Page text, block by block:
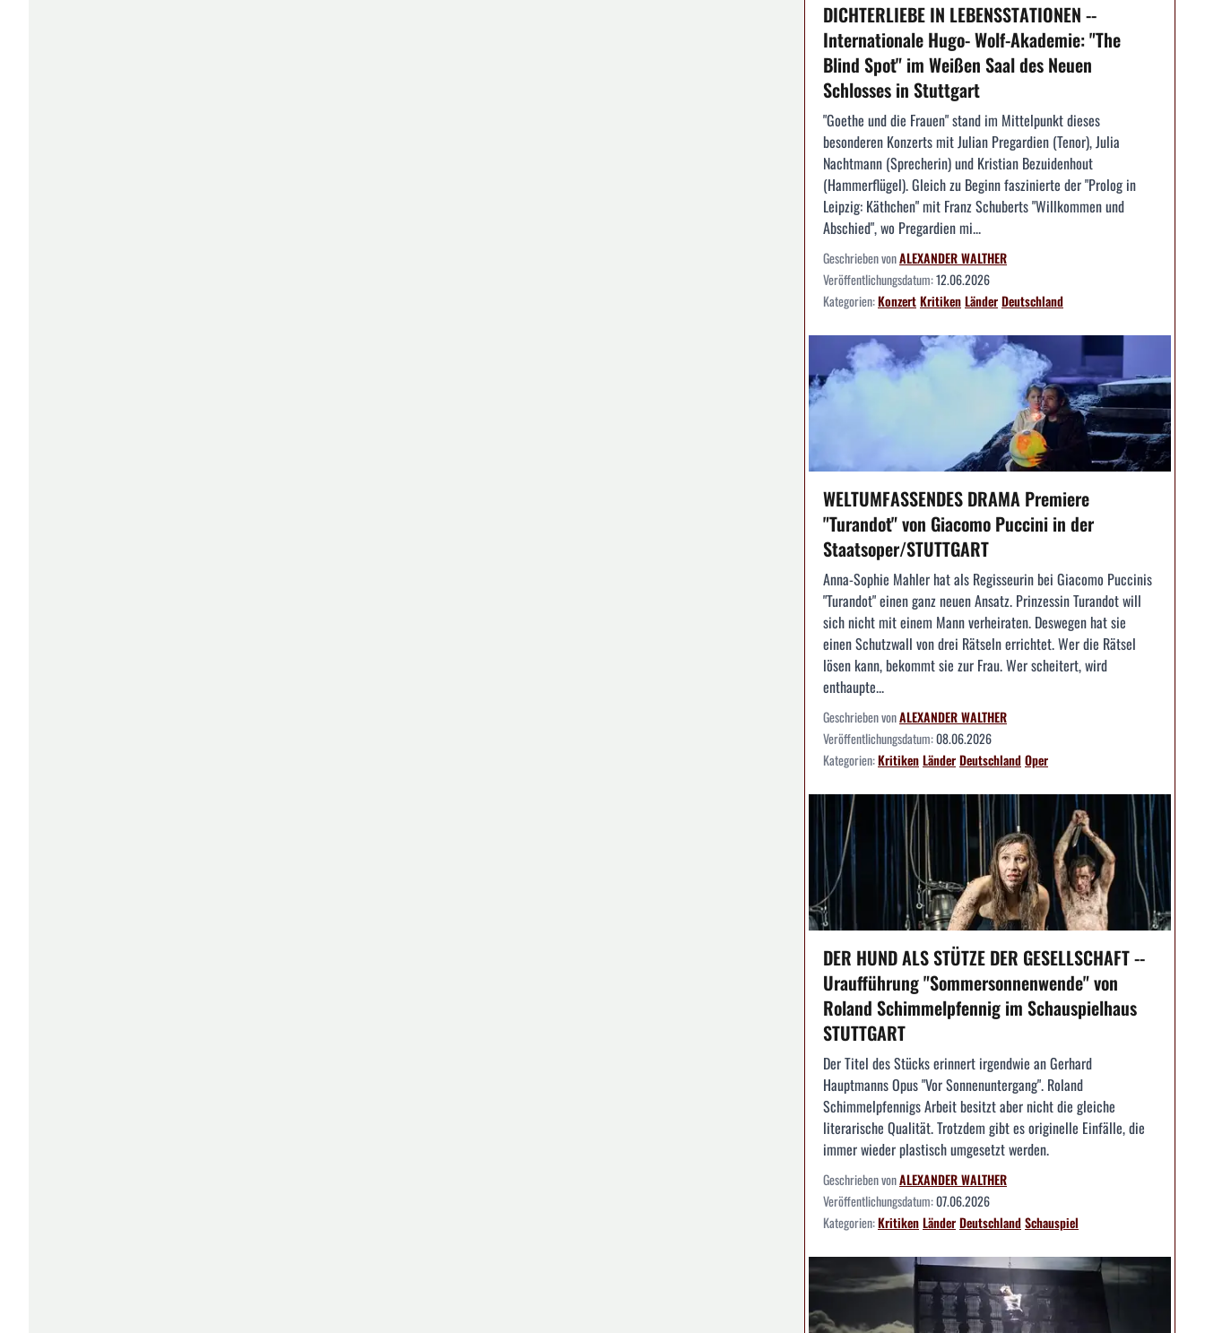
DICHTERLIEBE IN LEBENSSTATIONEN --
Internationale Hugo- Wolf-Akademie: "The
Blind Spot" im Weißen Saal des Neuen
Schlosses in Stuttgart
"Goethe und die Frauen" stand im Mittelpunkt dieses
besonderen Konzerts mit Julian Pregardien (Tenor), Julia
Nachtmann (Sprecherin) und Kristian Bezuidenhout
(Hammerflügel). Gleich zu Beginn faszinierte der "Prolog in
Leipzig: Käthchen" mit Franz Schuberts "Willkommen und
Abschied", wo Pregardien mi...
Geschrieben vonALEXANDER WALTHER
Veröffentlichungsdatum:12.06.2026
Kategorien:KonzertKritikenLänderDeutschland
WELTUMFASSENDES DRAMA Premiere
"Turandot" von Giacomo Puccini in der
Staatsoper/STUTTGART
Anna-Sophie Mahler hat als Regisseurin bei Giacomo Puccinis
"Turandot" einen ganz neuen Ansatz. Prinzessin Turandot will
sich nicht mit einem Mann verheiraten. Deswegen hat sie
einen Schutzwall von drei Rätseln errichtet. Wer die Rätsel
lösen kann, bekommt sie zur Frau. Wer scheitert, wird
enthaupte...
Geschrieben vonALEXANDER WALTHER
Veröffentlichungsdatum:08.06.2026
Kategorien:KritikenLänderDeutschlandOper
DER HUND ALS STÜTZE DER GESELLSCHAFT --
Uraufführung "Sommersonnenwende" von
Roland Schimmelpfennig im Schauspielhaus
STUTTGART
Der Titel des Stücks erinnert irgendwie an Gerhard
Hauptmanns Opus "Vor Sonnenuntergang". Roland
Schimmelpfennigs Arbeit besitzt aber nicht die gleiche
literarische Qualität. Trotzdem gibt es originelle Einfälle, die
immer wieder plastisch umgesetzt werden.
Geschrieben vonALEXANDER WALTHER
Veröffentlichungsdatum:07.06.2026
Kategorien:KritikenLänderDeutschlandSchauspiel